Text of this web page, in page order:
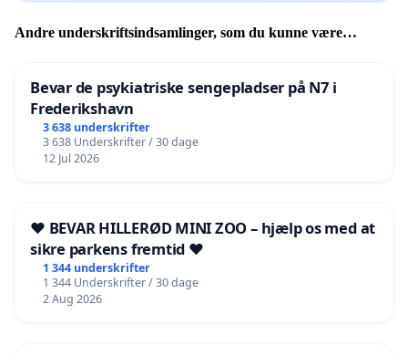
Andre underskriftsindsamlinger, som du kunne være
Bevar de psykiatriske sengepladser på N7 i
Frederikshavn
3 638 underskrifter
3 638 Underskrifter / 30 dage
12 Jul 2026
❤️ BEVAR HILLERØD MINI ZOO – hjælp os med at
sikre parkens fremtid ❤️
1 344 underskrifter
1 344 Underskrifter / 30 dage
2 Aug 2026